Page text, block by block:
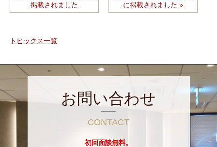
掲載されました
に掲載されました »
トピックス一覧
お問い合わせ
CONTACT
初回面談無料。